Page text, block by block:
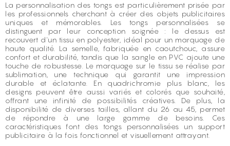
La personnalisation des tongs est particulièrement prisée par
les professionnels cherchant à créer des objets publicitaires
uniques et mémorables. Les tongs personnalisées se
distinguent par leur conception soignée : le dessus est
recouvert d'un tissu en polyester, idéal pour un marquage de
haute qualité. La semelle, fabriquée en caoutchouc, assure
confort et durabilité, tandis que la sangle en PVC ajoute une
touche de robustesse. Le marquage sur le tissu se réalise par
sublimation, une technique qui garantit une impression
durable et éclatante. En quadrichromie plus blanc, les
designs peuvent être aussi variés et colorés que souhaité,
offrant une infinité de possibilités créatives. De plus, la
disponibilité de diverses tailles, allant du 26 au 45, permet
de répondre à une large gamme de besoins. Ces
caractéristiques font des tongs personnalisées un support
publicitaire à la fois fonctionnel et visuellement attrayant.